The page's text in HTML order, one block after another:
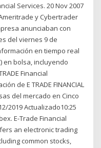
Services. 20 Nov 2007
y Cybertrader
anunciaban con
del viernes 9 de
en tiempo real
en bolsa, incluyendo
Financial
de E TRADE FINANCIAL
del mercado en Cinco
2019 Actualizado10:25
E-Trade Financial
an electronic trading
common stocks,